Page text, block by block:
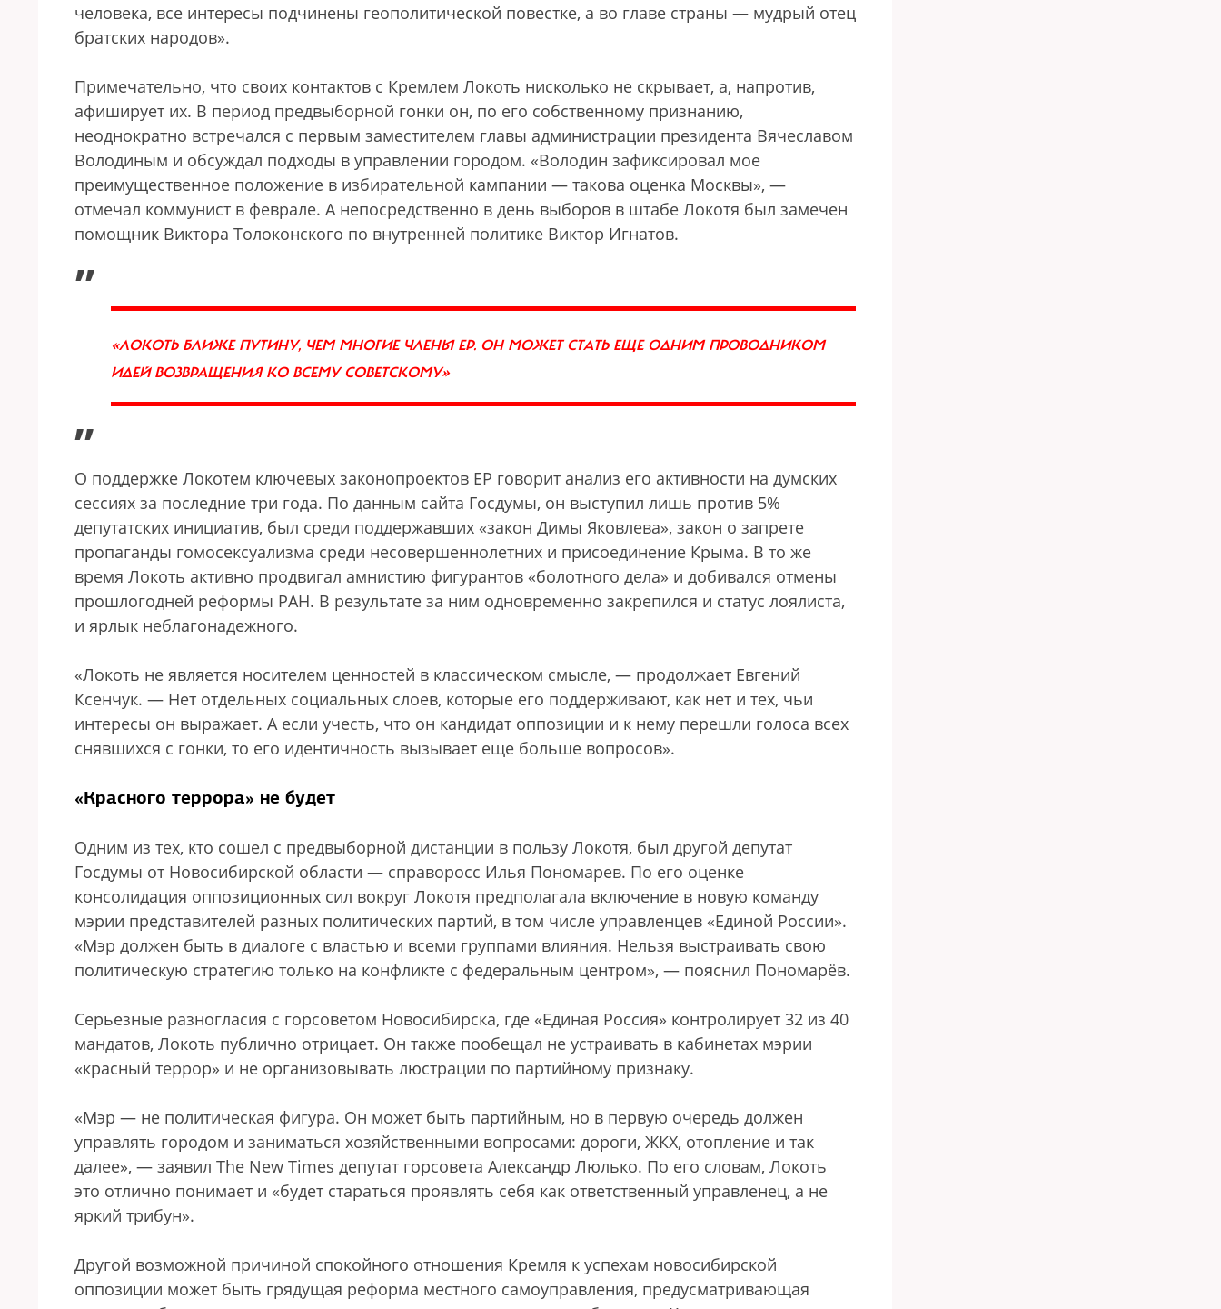
человека, все интересы подчинены геополитической повестке, а во главе страны — мудрый отец
братских народов».
Примечательно, что своих контактов с Кремлем Локоть нисколько не скрывает, а, напротив,
афиширует их. В период предвыборной гонки он, по его собственному признанию,
неоднократно встречался с первым заместителем главы администрации президента Вячеславом
Володиным и обсуждал подходы в управлении городом. «Володин зафиксировал мое
преимущественное положение в избирательной кампании — такова оценка Москвы», —
отмечал коммунист в феврале. А непосредственно в день выборов в штабе Локотя был замечен
помощник Виктора Толоконского по внутренней политике Виктор Игнатов.
„
«ЛОКОТЬ БЛИЖЕ ПУТИНУ, ЧЕМ МНОГИЕ ЧЛЕНЫ ЕР. ОН МОЖЕТ СТАТЬ ЕЩЕ ОДНИМ ПРОВОДНИКОМ
ИДЕЙ ВОЗВРАЩЕНИЯ КО ВСЕМУ СОВЕТСКОМУ»
”
О поддержке Локотем ключевых законопроектов ЕР говорит анализ его активности на думских
сессиях за последние три года. По данным сайта Госдумы, он выступил лишь против 5%
депутатских инициатив, был среди поддержавших «закон Димы Яковлева», закон о запрете
пропаганды гомосексуализма среди несовершеннолетних и присоединение Крыма. В то же
время Локоть активно продвигал амнистию фигурантов «болотного дела» и добивался отмены
прошлогодней реформы РАН. В результате за ним одновременно закрепился и статус лоялиста,
и ярлык неблагонадежного.
«Локоть не является носителем ценностей в классическом смысле, — продолжает Евгений
Ксенчук. — Нет отдельных социальных слоев, которые его поддерживают, как нет и тех, чьи
интересы он выражает. А если учесть, что он кандидат оппозиции и к нему перешли голоса всех
снявшихся с гонки, то его идентичность вызывает еще больше вопросов».
«Красного террора» не будет
Одним из тех, кто сошел с предвыборной дистанции в пользу Локотя, был другой депутат
Госдумы от Новосибирской области — справоросс Илья Пономарев. По его оценке
консолидация оппозиционных сил вокруг Локотя предполагала включение в новую команду
мэрии представителей разных политических партий, в том числе управленцев «Единой России».
«Мэр должен быть в диалоге с властью и всеми группами влияния. Нельзя выстраивать свою
политическую стратегию только на конфликте с федеральным центром», — пояснил Пономарёв.
Серьезные разногласия с горсоветом Новосибирска, где «Единая Россия» контролирует 32 из 40
мандатов, Локоть публично отрицает. Он также пообещал не устраивать в кабинетах мэрии
«красный террор» и не организовывать люстрации по партийному признаку.
«Мэр — не политическая фигура. Он может быть партийным, но в первую очередь должен
управлять городом и заниматься хозяйственными вопросами: дороги, ЖКХ, отопление и так
далее», — заявил The New Times депутат горсовета Александр Люлько. По его словам, Локоть
это отлично понимает и «будет стараться проявлять себя как ответственный управленец, а не
яркий трибун».
Другой возможной причиной спокойного отношения Кремля к успехам новосибирской
оппозиции может быть грядущая реформа местного самоуправления, предусматривающая